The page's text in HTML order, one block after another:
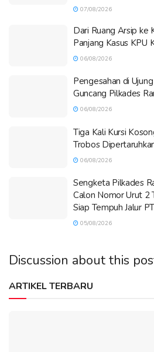
07/08/2026
Dari Ruang Arsip ke
Panjang Kasus KPU
06/08/2026
Pengesahan di
Guncang Pilkades
06/08/2026
Tiga Kali Kursi
Trobos
06/08/2026
Sengketa Pilkades
Calon Nomor Urut 2
Siap Tempuh Jalur
05/08/2026
Discussion about this
ARTIKEL TERBARU